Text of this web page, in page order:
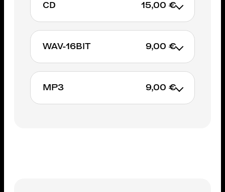
CD 15,00 €
WAV-16BIT 9,00 €
AJOUTER AU PANIER
MP3 9,00 €